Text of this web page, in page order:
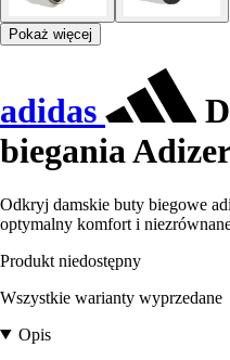
Pokaż więcej
adidas
biegania
Odkryj damskie buty biegowe
optymalny komfort i
Produkt niedostępny
Wszystkie warianty wyprzedane
Opis